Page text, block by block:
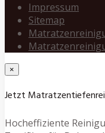
Impressum
Sitemap
×
Jetzt
Hocheffiziente